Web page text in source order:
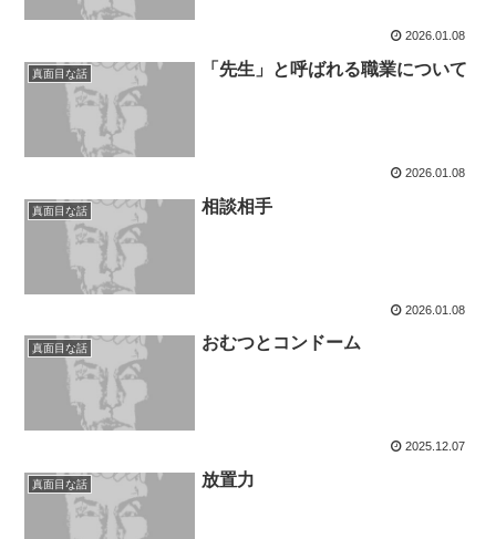
2026.01.08
真面目な話 「先生」と呼ばれる職業について
2026.01.08
真面目な話 相談相手
2026.01.08
真面目な話 おむつとコンドーム
2025.12.07
真面目な話 放置力